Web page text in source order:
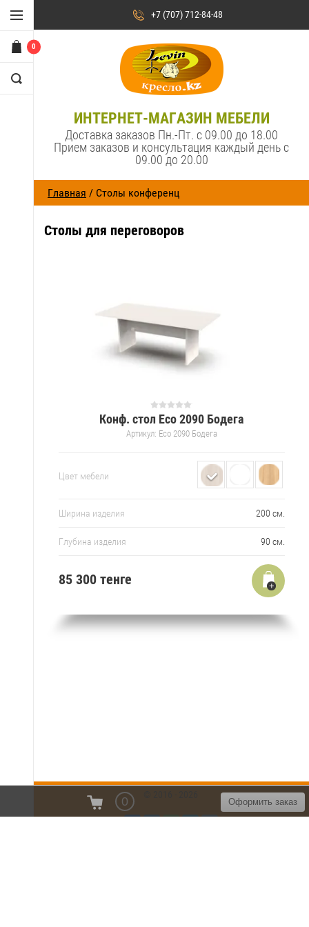
0
+7 (707) 712-84-48
ИНТЕРНЕТ-МАГАЗИН МЕБЕЛИ
Доставка заказов Пн.-Пт. с 09.00 до 18.00
Прием заказов и консультация каждый день с
09.00 до 20.00
Главная / Столы конференц
Столы для переговоров
Конф. стол Eco 2090 Бодега
Артикул: Eco 2090 Бодега
Цвет мебели
Ширина изделия 200 см.
Глубина изделия 90 см.
85 300тенге
Оформить заказ
0